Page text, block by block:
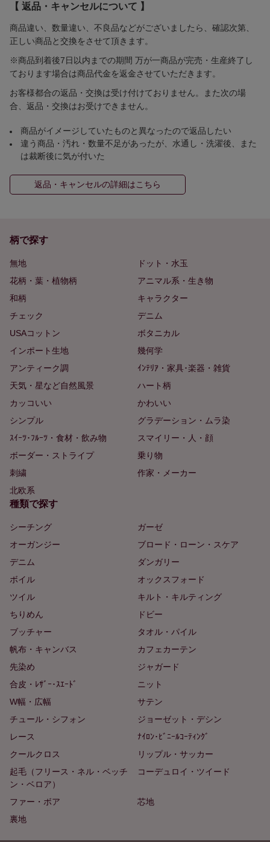
【 返品・キャンセルについて 】
商品違い、数量違い、不良品などがございましたら、確認次第、
正しい商品と交換をさせて頂きます。
※商品到着後7日以内までの期間 万が一商品が完売・生産終了し
ております場合は商品代金を返金させていただきます。
お客様都合の返品・交換は受け付けておりません。また次の場
合、返品・交換はお受けできません。
商品がイメージしていたものと異なったので返品したい
違う商品・汚れ・数量不足があったが、水通し・洗濯後、また
は裁断後に気が付いた
返品・キャンセルの詳細はこちら
柄で探す
無地
ドット・水玉
花柄・葉・植物柄
アニマル系・生き物
和柄
キャラクター
チェック
デニム
USAコットン
ボタニカル
インポート生地
幾何学
アンティーク調
ｲﾝﾃﾘｱ・家具･楽器・雑貨
天気・星など自然風景
ハート柄
カッコいい
かわいい
シンプル
グラデーション・ムラ染
ｽｲｰﾂ･ﾌﾙｰﾂ・食材・飲み物
スマイリー・人・顔
ボーダー・ストライプ
乗り物
刺繍
作家・メーカー
北欧系
種類で探す
シーチング
ガーゼ
オーガンジー
ブロード・ローン・スケア
デニム
ダンガリー
ボイル
オックスフォード
ツイル
キルト・キルティング
ちりめん
ドビー
ブッチャー
タオル・パイル
帆布・キャンバス
カフェカーテン
先染め
ジャガード
合皮・ﾚｻﾞｰ･ｽｴｰﾄﾞ
ニット
W幅・広幅
サテン
チュール・シフォン
ジョーゼット・デシン
レース
ﾅｲﾛﾝ･ﾋﾞﾆｰﾙｺｰﾃｨﾝｸﾞ
クールクロス
リップル・サッカー
起毛（フリース・ネル・ベッチ
ン・ベロア）
コーデュロイ・ツイード
ファー・ボア
芯地
裏地